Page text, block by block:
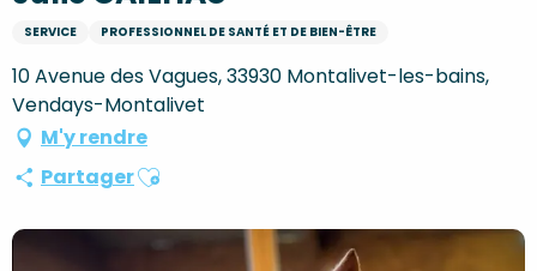
SERVICE PROFESSIONNEL DE SANTÉ ET DE BIEN-ÊTRE
10 Avenue des Vagues, 33930 Montalivet-les-bains,
Vendays-Montalivet
M'y rendre
PartagerAjouter aux favoris